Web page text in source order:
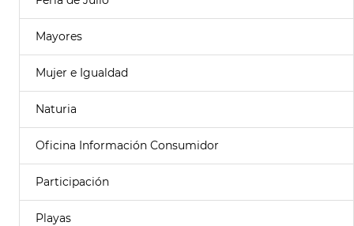
Mayores
Mujer e Igualdad
Naturia
Oficina Información Consumidor
Participación
Playas